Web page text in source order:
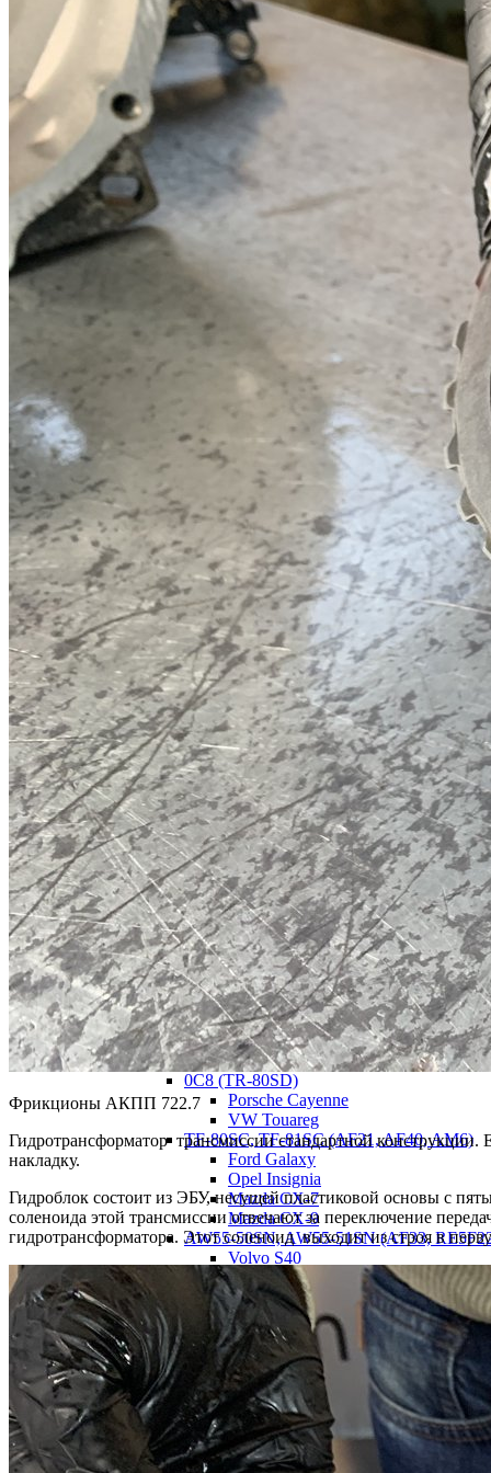
VW Golf
VW Jetta
VW Passat CC
VW Passat
VW Polo
VW Scirocco
VW Caddy, Sharan, Touran
Audi Q3
Skoda Kodiaq
VW Caravelle
Ford Fiesta
6DCT450 (MPS6)
Dodge Journey
Ford Mondeo
Ford C-Max
Ford Focus
Ford Galaxy
Ford Kuga
Ford S-Max
Volvo XC60
Volvo S40
Volvo S60
Volvo V40
Volvo C30, C30R, C70
Mercedes-Benz
724.0
B-Class
Renault, Peugeot, Citroen
Citroen C4
Peugeot 207
Renault Clio
Классические АКПП
Aisin
09G, 09K, 09M (TF60-SN, TF-61SN, TF-
Audi TT
Skoda Fabia
Skoda Octavia
Skoda Rapid
Skoda Superb
VW Golf
VW Jetta
VW Passat
VW Polo
09D (TR60-SN)
Audi Q7
Porsche Cayenne
0C8 (TR-80SD)
Porsche Cayenne
VW Touareg
TF-80SC, TF-81SC (AF21, AF40, AM6)
Ford Galaxy
Opel Insignia
Mazda CX-7
Mazda CX-9
AW55-50SN, AW55-51SN (AF33,
Volvo S40
Volvo S60
Volvo XC70
Volvo XC90
Chevrolet Captiva C100
Lancia Thesis
FW6A-EL, GW6A-EL
Mazda CX-5
ZF
9HP48
Acura TLX
Фрикционы АКПП 722.7
Гидротрансформатор трансмиссии стандартной
накладку.
Гидроблок состоит из ЭБУ, несущей пластиковой основы с
соленоида этой трансмиссии отвечают за переключение
гидротрансформатора. Этот соленоид выходит из строя в